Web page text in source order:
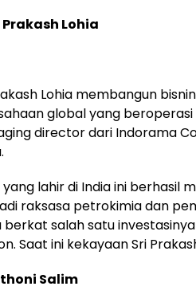
Prakash Lohia
Lohia membangun
global yang
director dari Indorama
yang lahir di India ini
raksasa petrokimia dan
berkat salah satu
Saat ini kekayaan Sri
Salim